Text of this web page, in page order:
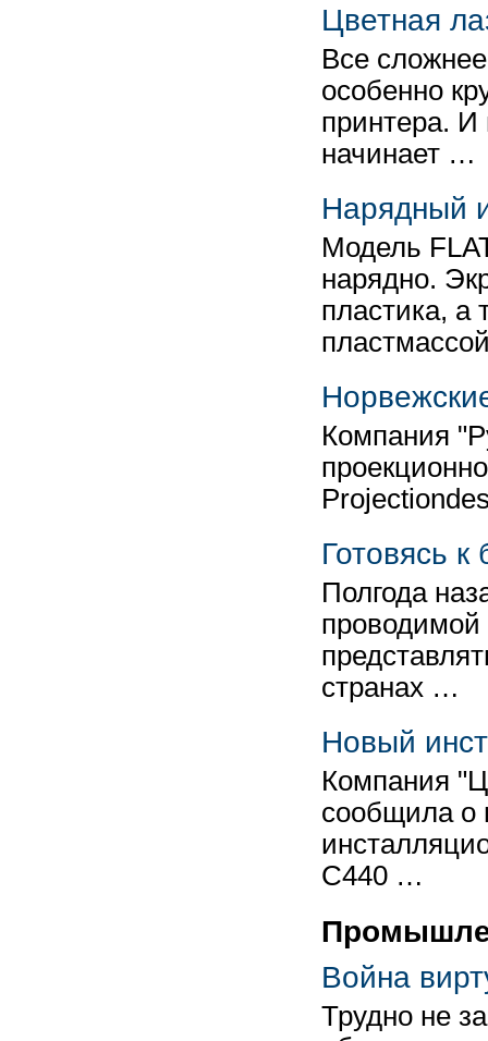
Цветная
Все
особенно
принтера. И
начинает …
Нарядный
Модель
нарядно.
пластика, а
Компания
Готовясь
Полгода
странах …
Новый
Компания
сообщила о
C440 …
Война
Трудно не